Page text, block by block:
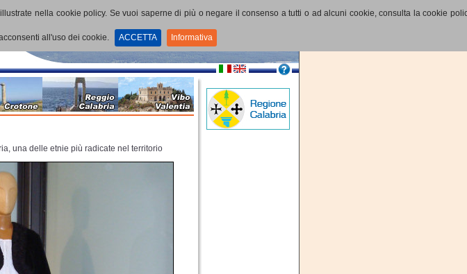
nella cookie policy. Se vuoi saperne di più o negare il consenso a tutti o ad alcuni cookie, consulta la cookie
all'uso dei cookie. ACCETTA Informativa
una delle etnie più radicate nel territorio